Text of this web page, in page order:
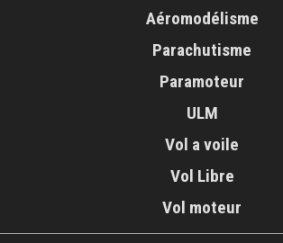
Aéromodélisme
Parachutisme
Paramoteur
ULM
Vol a voile
Vol Libre
Vol moteur